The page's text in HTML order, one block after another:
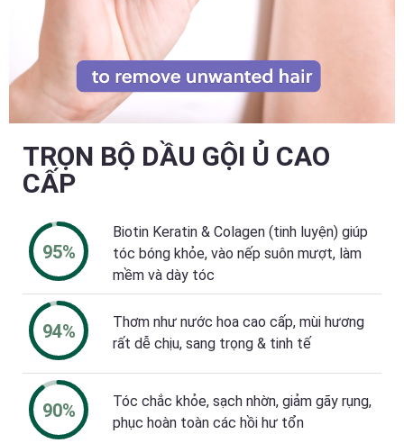
TRỌN BỘ DẦU GỘI Ủ CAO
CẤP
95%
Biotin Keratin & Colagen (tinh luyện) giúp
tóc bóng khỏe, vào nếp suôn mượt, làm
mềm và dày tóc
94%
Thơm như nước hoa cao cấp, mùi hương
rất dễ chịu, sang trọng & tinh tế
90%
Tóc chắc khỏe, sạch nhờn, giảm gãy rụng,
phục hoàn toàn các hồi hư tổn